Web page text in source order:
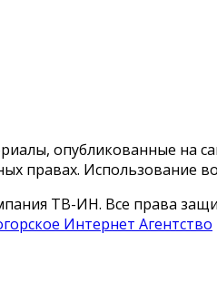
опубликованные на
правах. Использование
ТВ-ИН. Все права
Интернет Агентство